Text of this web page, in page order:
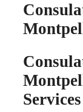
Services